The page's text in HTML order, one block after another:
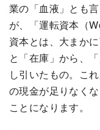
業の「血液」とも
が、「運転資本（
資本とは、大まか
と「在庫」から、
し引いたもの。こ
の現金が足りなく
ことになります。